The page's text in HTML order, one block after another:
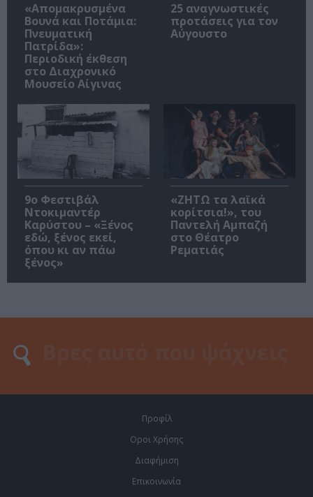
«Απομακρυσμένα
Βουνά και Ποτάμια:
Πνευματική
Πατρίδα»:
Περιοδική έκθεση
στο Διαχρονικό
Μουσείο Αίγινας
25 αναγνωστικές
προτάσεις για τον
Αύγουστο
9ο Φεστιβάλ
Ντοκιμαντέρ
Καρύστου – «Ξένος
εδώ, ξένος εκεί,
όπου κι αν πάω
ξένος»
«ΖΗΤΩ τα λαϊκά
κορίτσια!», του
Παντελή Αμπαζή
στο Θέατρο
Ρεματιάς
Προφίλ
Οροι Χρήσης
Διαφήμιση
Επικοινωνία